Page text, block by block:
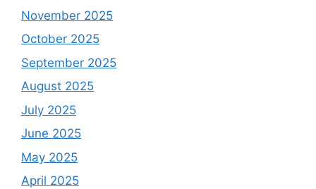
November 2025
October 2025
September 2025
August 2025
July 2025
June 2025
May 2025
April 2025